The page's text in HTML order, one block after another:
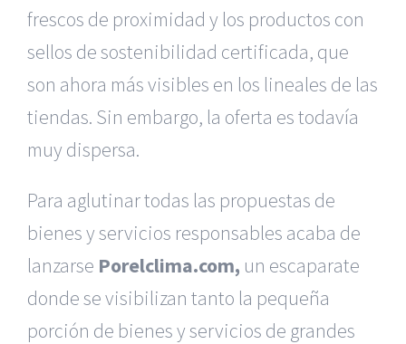
frescos de proximidad y los productos con
sellos de sostenibilidad certificada, que
son ahora más visibles en los lineales de las
tiendas. Sin embargo, la oferta es todavía
muy dispersa.
Para aglutinar todas las propuestas de
bienes y servicios responsables acaba de
lanzarse Porelclima.com, un escaparate
donde se visibilizan tanto la pequeña
porción de bienes y servicios de grandes